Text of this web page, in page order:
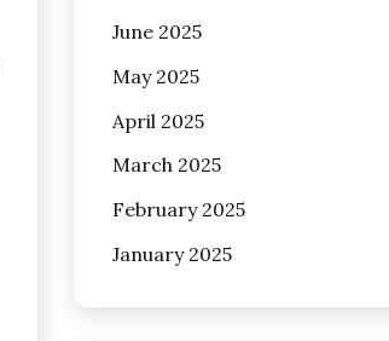
June 2025
May 2025
April 2025
March 2025
February 2025
January 2025